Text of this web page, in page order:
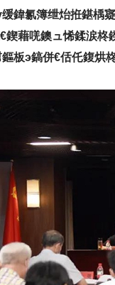
鍏氱簿绁炲拰鍖楀
鍥藉唴鐭ュ悕鍒涙
板э鎬併€佸仛鍑烘